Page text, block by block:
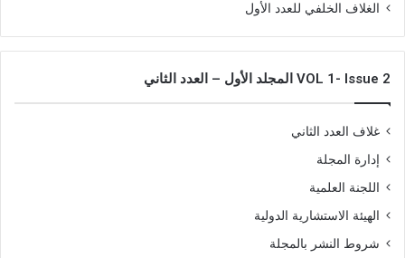
الغلاف الخلفي للعدد الأول
VOL 1- Issue 2 المجلد الأول – العدد الثاني
غلاف العدد الثاني
إدارة المجلة
اللجنة العلمية
الهيئة الاستشارية الدولية
شروط النشر بالمجلة